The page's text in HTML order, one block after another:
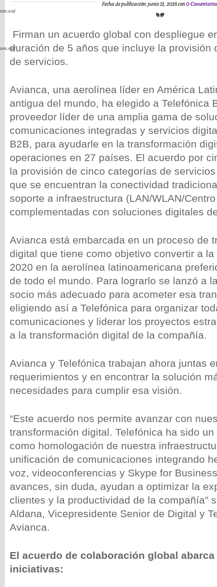
Fecha de publicación: junio 21, 2018 con0
Firman un acuerdo global con despliegue
duración de 5 años que incluye la provisión
de servicios.
Avianca, una aerolínea líder en América
antigua del mundo, ha elegido a Telefónica
proveedor líder de una amplia gama de
comunicaciones integradas y servicios
B2B, para ayudarle en la transformación
operaciones en 27 países. El acuerdo por
la provisión de cinco categorías de
que se encuentran la conectividad
soporte a infraestructura (LAN/WLAN/
complementadas con soluciones digitales
Avianca está embarcada en un proceso de
digital que tiene como objetivo convertir a
2020 en la aerolínea latinoamericana
de todo el mundo. Para lograrlo se lanzó a
socio más adecuado para acometer esa
eligiendo así a Telefónica para organizar
comunicaciones y liderar los proyectos
a la transformación digital de la compañía.
Avianca y Telefónica trabajan ahora juntas
requerimientos y en encontrar la solución
necesidades para cumplir esa visión.
“Este acuerdo nos permite avanzar con
transformación digital. Telefónica ha sido
como homologación de nuestra
unificación de comunicaciones integrando
voz, videoconferencias y Skype for
avances, sin duda, ayudan a optimizar la
clientes y la productividad de la compañía”
Aldana, Vicepresidente Senior de Digital y
Avianca.
El acuerdo de colaboración global
iniciativas:
wp-
wp-
wp-